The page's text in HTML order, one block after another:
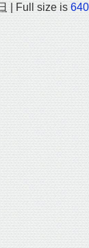
Full size is 640